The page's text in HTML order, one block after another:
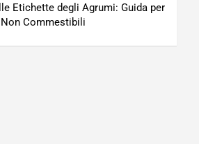
Etichette degli Agrumi: Guida per
Commestibili